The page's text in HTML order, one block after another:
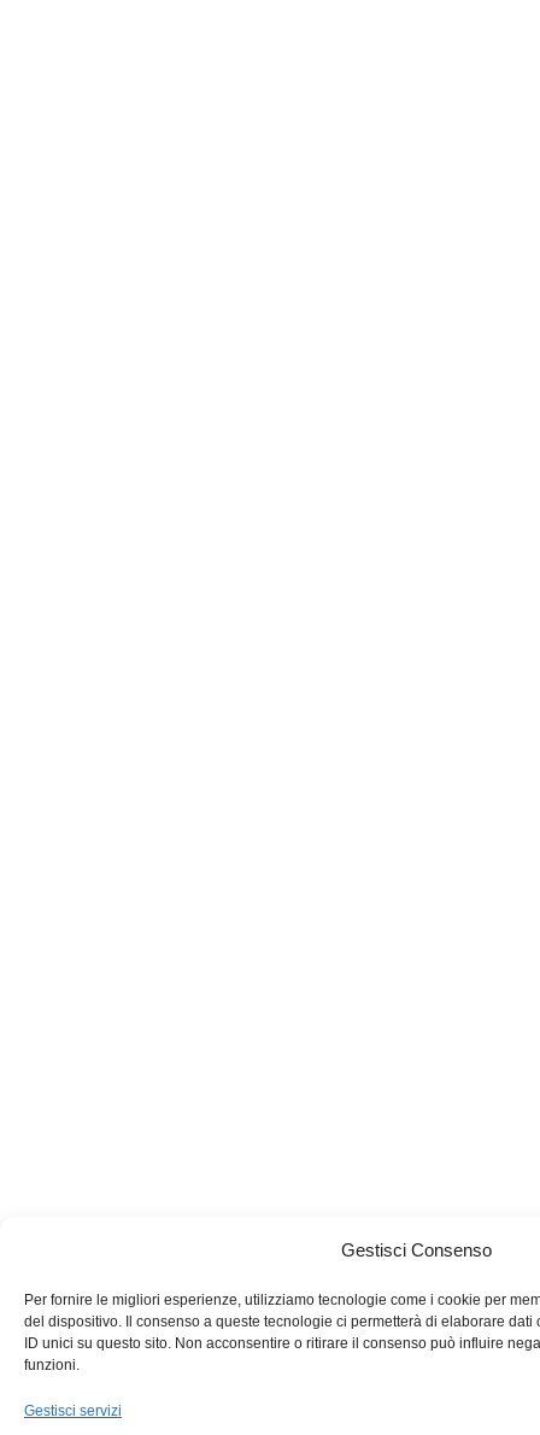
Gestisci Consenso
Per fornire le migliori esperienze, utilizziamo tecnologie come i cookie per
del dispositivo. Il consenso a queste tecnologie ci permetterà di elaborare
ID unici su questo sito. Non acconsentire o ritirare il consenso può influire
funzioni.
Gestisci servizi